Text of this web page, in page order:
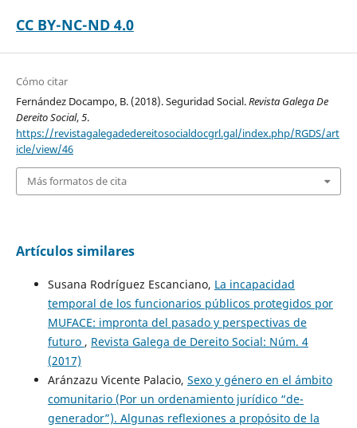
CC BY-NC-ND 4.0
Cómo citar
Fernández Docampo, B. (2018). Seguridad Social.Revista Galega De
Dereito Social,5.
https://revistagalegadedereitosocialdocgrl.gal/index.php/RGDS/art
icle/view/46
Más formatos de cita
Artículos similares
Susana Rodríguez Escanciano, La incapacidad
temporal de los funcionarios públicos protegidos por
MUFACE: impronta del pasado y perspectivas de
futuro , Revista Galega de Dereito Social: Núm. 4
(2017)
Aránzazu Vicente Palacio, Sexo y género en el ámbito
comunitario (Por un ordenamiento jurídico “de-
generador”). Algunas reflexiones a propósito de la